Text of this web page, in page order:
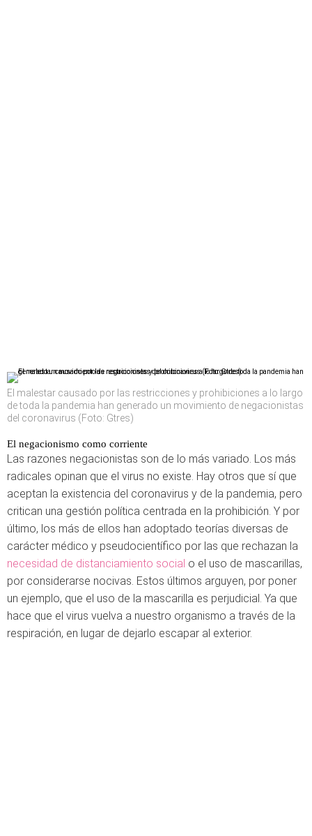
El malestar causado por las restricciones y prohibiciones a lo largo
de toda la pandemia han generado un movimiento de negacionistas
del coronavirus (Foto: Gtres)
El negacionismo como corriente
Las razones negacionistas son de lo más variado. Los más
radicales opinan que el virus no existe. Hay otros que sí que
aceptan la existencia del coronavirus y de la pandemia, pero
critican una gestión política centrada en la prohibición. Y por
último, los más de ellos han adoptado teorías diversas de
carácter médico y pseudocientífico por las que rechazan la
necesidad de distanciamiento social o el uso de mascarillas,
por considerarse nocivas. Estos últimos arguyen, por poner
un ejemplo, que el uso de la mascarilla es perjudicial. Ya que
hace que el virus vuelva a nuestro organismo a través de la
respiración, en lugar de dejarlo escapar al exterior.